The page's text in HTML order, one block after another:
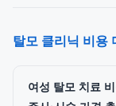
탈모 클리닉 비용
여성 탈모 치료